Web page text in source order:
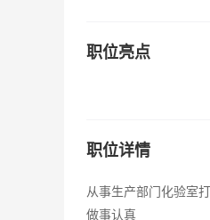
职位亮点
职位详情
从事生产部门化验室
做事认真